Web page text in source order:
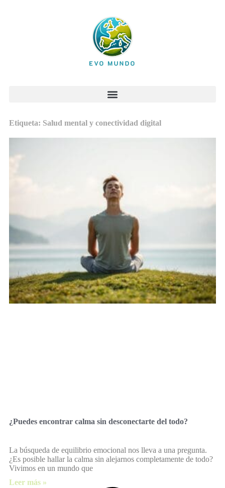
Etiqueta: Salud mental y conectividad digital
¿Puedes encontrar calma sin desconectarte del todo?
La búsqueda de equilibrio emocional nos lleva a una pregunta.
¿Es posible hallar la calma sin alejarnos completamente de todo?
Vivimos en un mundo que
Leer más »